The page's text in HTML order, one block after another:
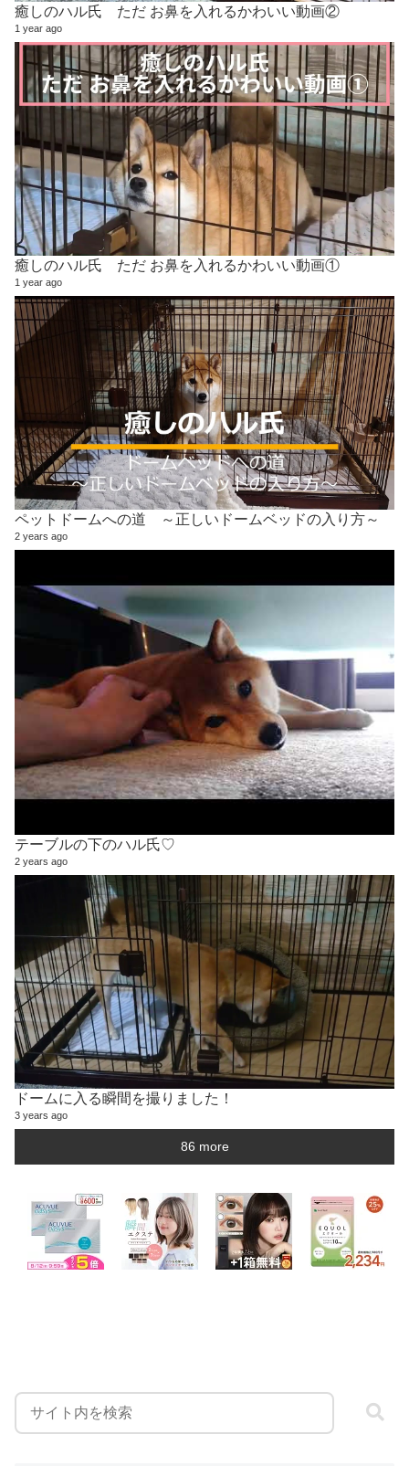
癒しのハル氏 ただ お鼻を入れるかわいい動画②
1 year ago
癒しのハル氏 ただ お鼻を入れるかわいい動画①
1 year ago
ペットドームへの道 ～正しいドームベッドの入り方～
2 years ago
テーブルの下のハル氏♡
2 years ago
ドームに入る瞬間を撮りました！
3 years ago
86 more